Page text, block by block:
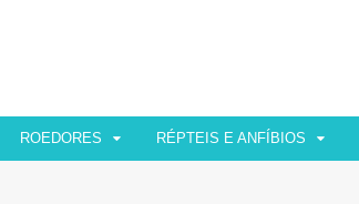
ROEDORES RÉPTEIS E ANFÍBIOS